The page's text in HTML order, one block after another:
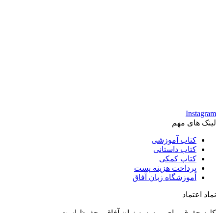
Instagram
لینک های مهم
کتاب آموزشی
کتاب داستانی
کتاب کمکی
پرداخت هزینه پست
آموزشگاه زبان آفاق
نماد اعتماد